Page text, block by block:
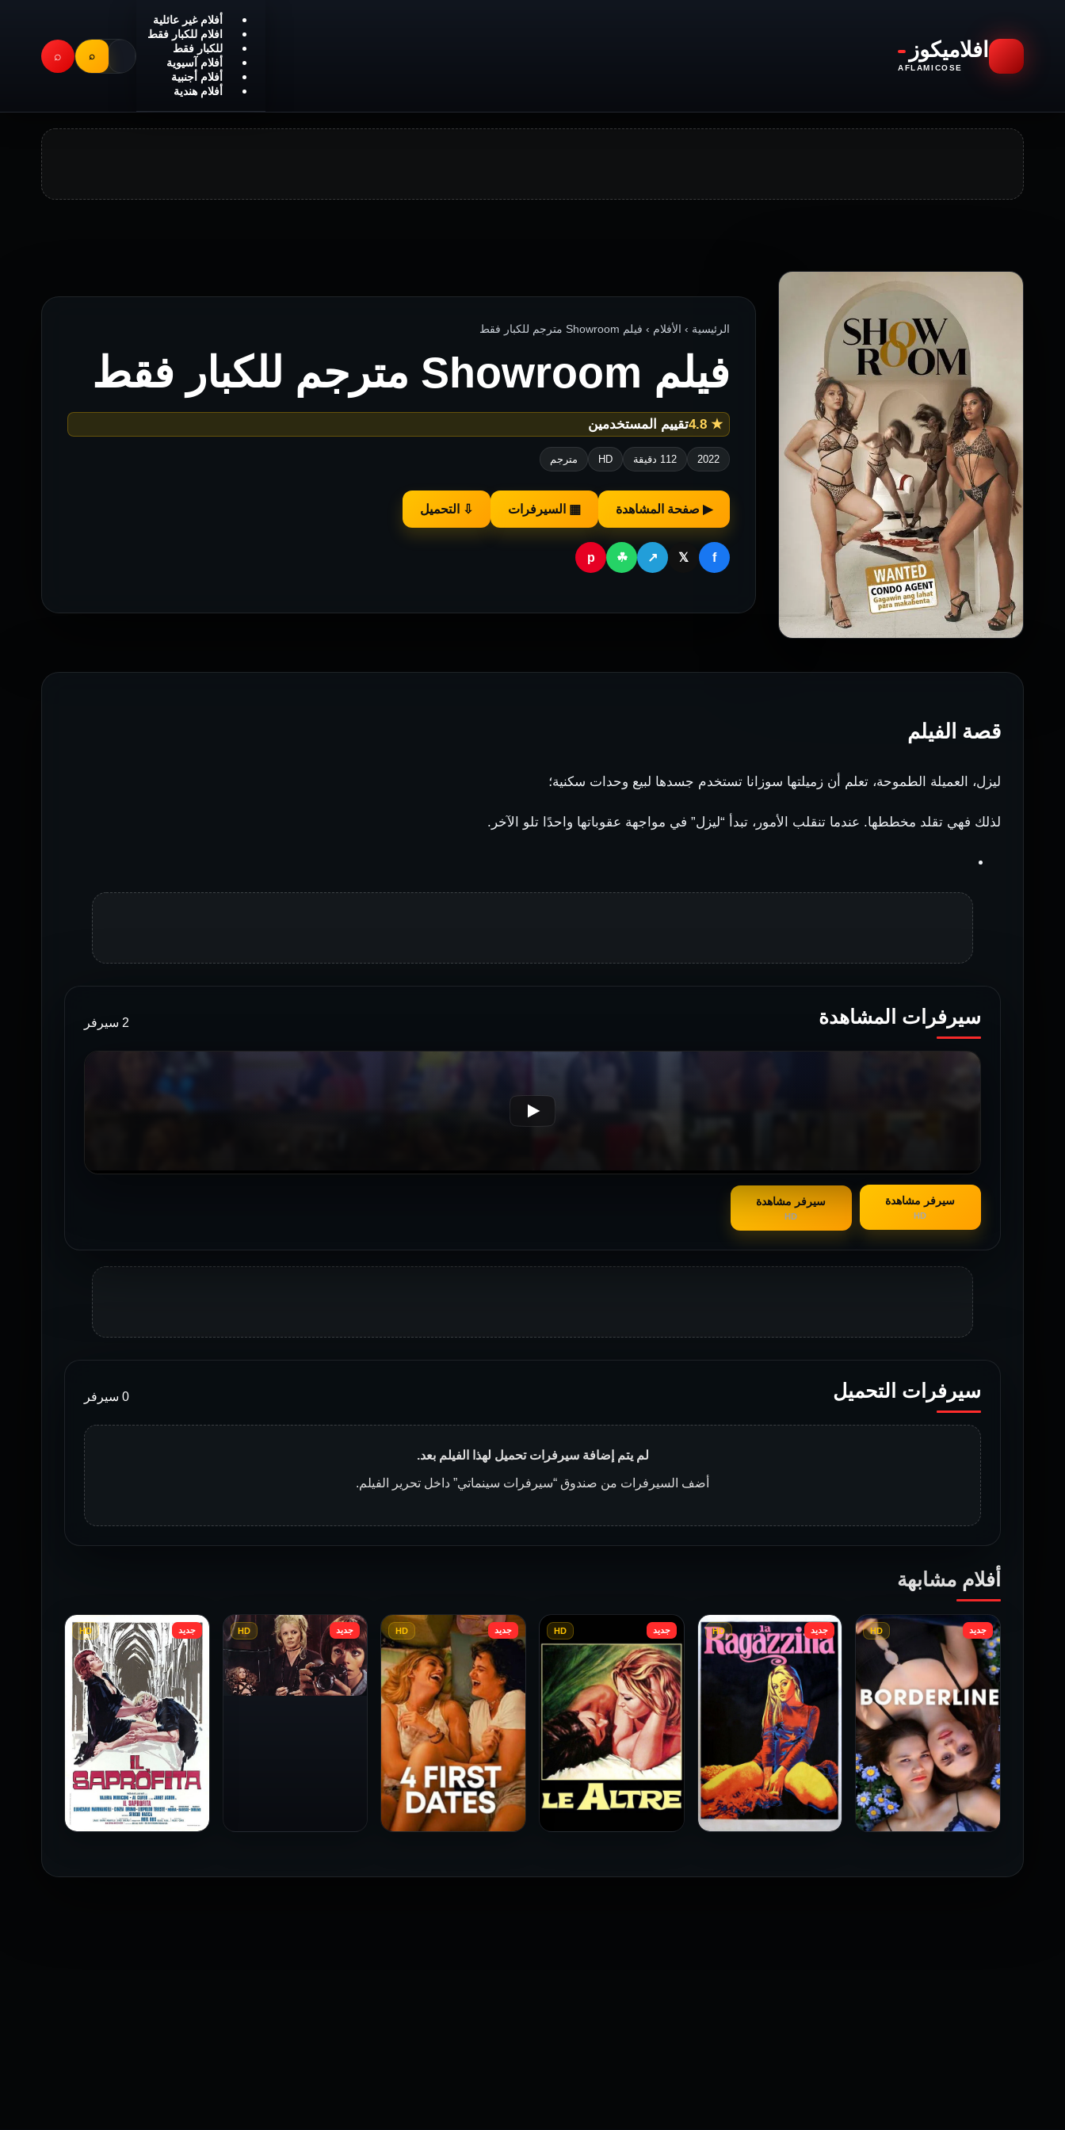
افلاميكوز
AFLAMICOSE
أفلام غير عائلية
افلام للكبار فقط
للكبار فقط
أفلام آسيوية
أفلام أجنبية
أفلام هندية
⌕
⌕
الرئيسية › الأفلام › فيلم Showroom مترجم للكبار فقط
فيلم Showroom مترجم للكبار فقط
★ 4.8 تقييم المستخدمين
2022 112 دقيقة HD مترجم
▶ صفحة المشاهدة ▦ السيرفرات ⇩ التحميل
f
𝕏
↗
☘
p
قصة الفيلم
ليزل، العميلة الطموحة، تعلم أن زميلتها سوزانا تستخدم جسدها لبيع وحدات سكنية؛
لذلك فهي تقلد مخططها. عندما تنقلب الأمور، تبدأ “ليزل” في مواجهة عقوباتها واحدًا تلو الآخر.
سيرفرات المشاهدة 2 سيرفر
سيرفر مشاهدة
HD
سيرفر مشاهدة
HD
سيرفرات التحميل 0 سيرفر
لم يتم إضافة سيرفرات تحميل لهذا الفيلم بعد.
أضف السيرفرات من صندوق “سيرفرات سينماتي” داخل تحرير الفيلم.
أفلام مشابهة
جديد HD جديد HD جديد HD جديد HD جديد HD جديد HD